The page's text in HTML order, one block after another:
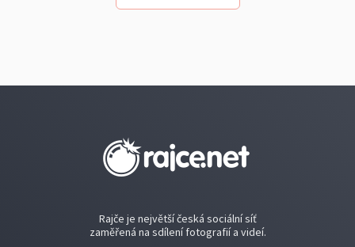
Rajče je největší česká sociální síť
zaměřená na sdílení fotografií a videí.